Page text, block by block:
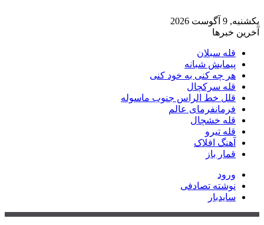
9 آگوست 2026
خبرها
قله سبلان
پیمایش شبانه
هر چه کنی به خود کنی
قله سرکچال
قلل خط الراس جنوب ماسوله
فرمانفرمای عالم
قله خشچال
قله تیرو
آهنگ افلاک
قمار باز
ورود
نوشته تصادفی
سایدبار